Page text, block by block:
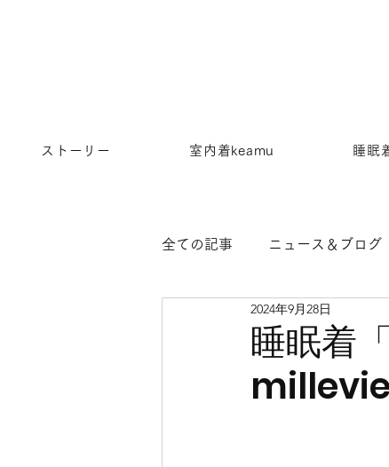
ストーリー 室内着keamu 睡眠
全ての記事 ニュース＆ブログ
睡眠着
2024年9月28日